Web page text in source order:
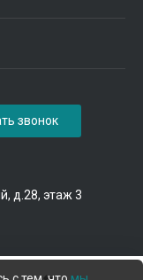
д.28, этаж 3
звонок